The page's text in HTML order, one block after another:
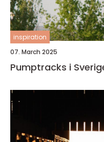
inspiration
07. March 2025
Pumptracks i